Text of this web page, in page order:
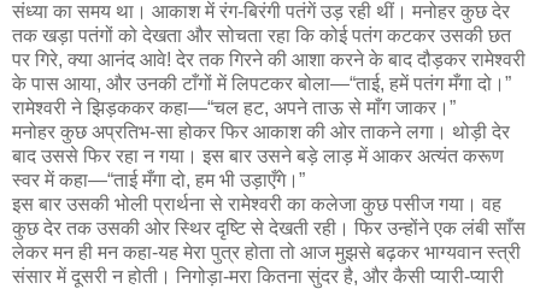
संध्या का समय था। आकाश में रंग-बिरंगी पतंगें उड़ रही थीं। मनोहर कुछ देर
तक खड़ा पतंगों को देखता और सोचता रहा कि कोई पतंग कटकर उसकी छत
पर गिरे, क्या आनंद आवे! देर तक गिरने की आशा करने के बाद दौड़कर रामेश्वरी
के पास आया, और उनकी टाँगों में लिपटकर बोला—“ताई, हमें पतंग मँगा दो।”
रामेश्वरी ने झिड़ककर कहा—“चल हट, अपने ताऊ से माँग जाकर।”
मनोहर कुछ अप्रतिभ-सा होकर फिर आकाश की ओर ताकने लगा। थोड़ी देर
बाद उससे फिर रहा न गया। इस बार उसने बड़े लाड़ में आकर अत्यंत करूण
स्वर में कहा—“ताई मँगा दो, हम भी उड़ाएँगे।”
इस बार उसकी भोली प्रार्थना से रामेश्वरी का कलेजा कुछ पसीज गया। वह
कुछ देर तक उसकी ओर स्थिर दृष्टि से देखती रही। फिर उन्होंने एक लंबी साँस
लेकर मन ही मन कहा-यह मेरा पुत्र होता तो आज मुझसे बढ़कर भाग्यवान स्त्री
संसार में दूसरी न होती। निगोड़ा-मरा कितना सुंदर है, और कैसी प्यारी-प्यारी